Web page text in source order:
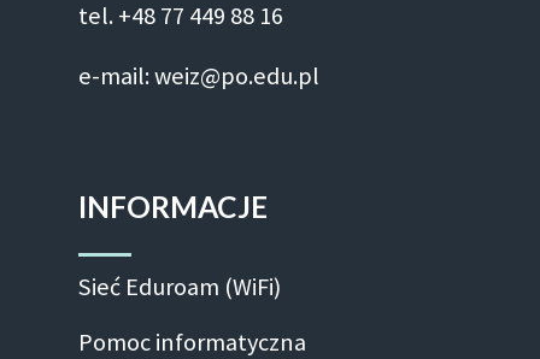
tel. +48 77 449 88 16
e-mail: weiz@po.edu.pl
INFORMACJE
Sieć Eduroam (WiFi)
Pomoc informatyczna